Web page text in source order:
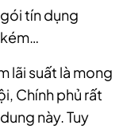
tín dụng
lãi suất là mong
Chính phủ rất
này. Tuy